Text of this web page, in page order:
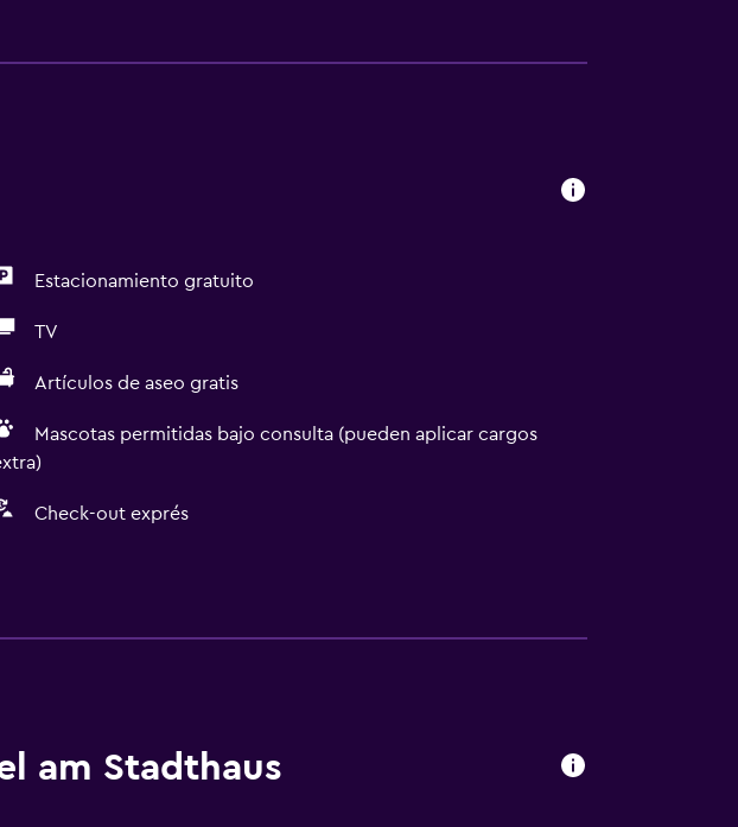
Estacionamiento gratuito
TV
Artículos de aseo gratis
Mascotas permitidas bajo consulta (pueden aplicar cargos
Check-out exprés
permitidas bajo consulta (pueden aplicar cargos extra)
Ascensor disponible
am Stadthaus